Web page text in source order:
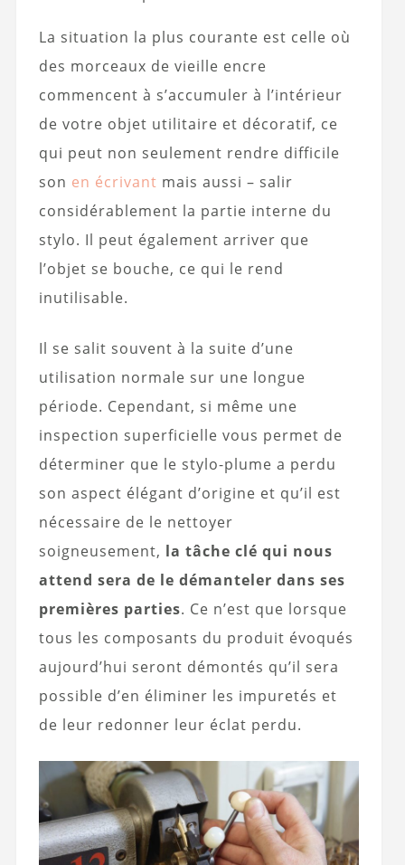
La situation la plus courante est celle où
des morceaux de vieille encre
commencent à s’accumuler à l’intérieur
de votre objet utilitaire et décoratif, ce
qui peut non seulement rendre difficile
son en écrivant mais aussi – salir
considérablement la partie interne du
stylo. Il peut également arriver que
l’objet se bouche, ce qui le rend
inutilisable.
Il se salit souvent à la suite d’une
utilisation normale sur une longue
période. Cependant, si même une
inspection superficielle vous permet de
déterminer que le stylo-plume a perdu
son aspect élégant d’origine et qu’il est
nécessaire de le nettoyer
soigneusement, la tâche clé qui nous
attend sera de le démanteler dans ses
premières parties. Ce n’est que lorsque
tous les composants du produit évoqués
aujourd’hui seront démontés qu’il sera
possible d’en éliminer les impuretés et
de leur redonner leur éclat perdu.